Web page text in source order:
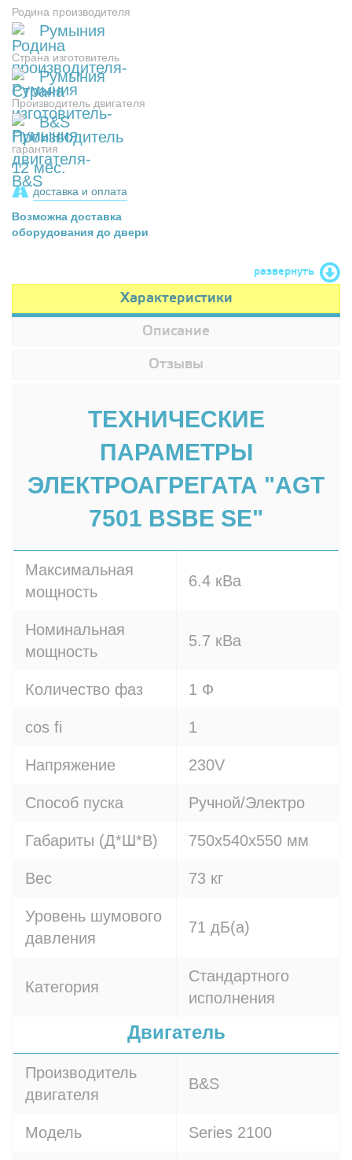
Родина производителя
Румыния
Страна изготовитель
Румыния
Производитель двигателя
B&S
гарантия
12 мес.
доставка и оплата
Возможна доставка
оборудования до двери
развернуть
Характеристики
Описание
Отзывы
ТЕХНИЧЕСКИЕ
ПАРАМЕТРЫ
ЭЛЕКТРОАГРЕГАТА "AGT
7501 BSBE SE"
Максимальная
мощность
6.4 кВа
Номинальная
мощность
5.7 кВа
Количество фаз 1 Ф
cos fi 1
Напряжение 230V
Способ пуска Ручной/Электро
Габариты (Д*Ш*В) 750х540х550 мм
Вес 73 кг
Уровень шумового
давления
71 дБ(а)
Категория
Стандартного
исполнения
Двигатель
Производитель
двигателя
B&S
Модель Series 2100